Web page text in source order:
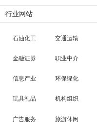
行业网站
石油化工 交通运输
金融证券 职业中介
信息产业 环保绿化
玩具礼品 机构组织
广告服务 旅游休闲